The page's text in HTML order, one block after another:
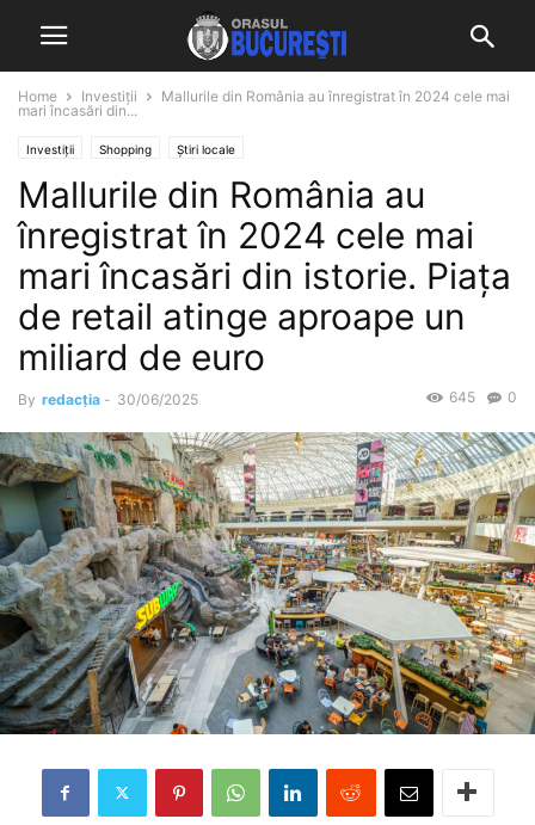
Home Investiții
Mallurile din România au înregistrat în 2024 cele mai
mari încasări din...
Investiții Shopping Știri locale
Mallurile din România au
înregistrat în 2024 cele mai
mari încasări din istorie. Piața
de retail atinge aproape un
miliard de euro
By redacția - 30/06/2025 0
645